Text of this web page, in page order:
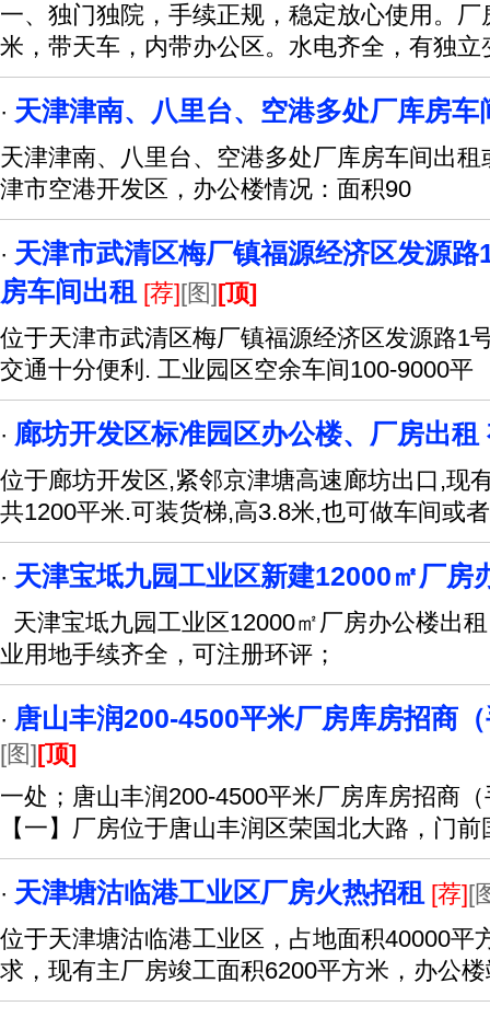
一、独门独院，手续正规，稳定放心使用。
米，带天车，内带办公区。水电齐全，有独立
· 天津津南、八里台、空港多处厂库房车
天津津南、八里台、空港多处厂库房车间出
津市空港开发区，办公楼情况：面积90
· 天津市武清区梅厂镇福源经济区发源
房车间出租 [荐][图][顶]
位于天津市武清区梅厂镇福源经济区发源路1
交通十分便利. 工业园区空余车间100-9000平
· 廊坊开发区标准园区办公楼、厂房出租
位于廊坊开发区,紧邻京津塘高速廊坊出口,现
共1200平米.可装货梯,高3.8米,也可做车间或者
· 天津宝坻九园工业区新建12000㎡厂房
天津宝坻九园工业区12000㎡厂房办公楼出
业用地手续齐全，可注册环评；
· 唐山丰润200-4500平米厂房库房招商
[图][顶]
一处；唐山丰润200-4500平米厂房库房招商
【一】厂房位于唐山丰润区荣国北大路，门
· 天津塘沽临港工业区厂房火热招租 [荐][
位于天津塘沽临港工业区，占地面积40000平
求，现有主厂房竣工面积6200平方米，办公